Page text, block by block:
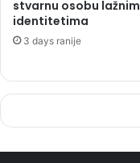
stvarnu osobu lažnim
identitetima
3 days ranije